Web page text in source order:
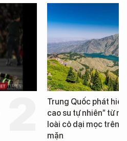
Trung Quốc phát hiện
cao su tự nhiên” từ
loài cỏ dại mọc trên
mặn